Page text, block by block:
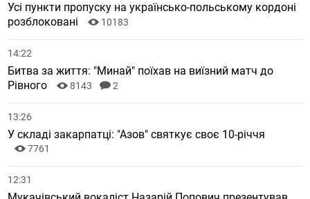
Усі пункти пропуску на українсько-польському кордоні
розблоковані
10183
14:22
Битва за життя: "Минай" поїхав на виїзний матч до
Рівного
8143 2
13:26
У складі закарпатці: "Азов" святкує своє 10-річчя
7761
12:31